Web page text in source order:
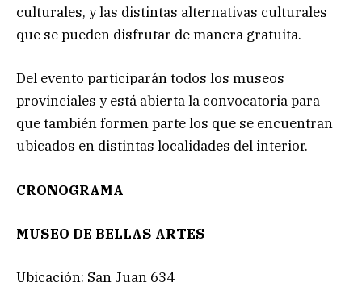
culturales, y las distintas alternativas culturales
que se pueden disfrutar de manera gratuita.
Del evento participarán todos los museos
provinciales y está abierta la convocatoria para
que también formen parte los que se encuentran
ubicados en distintas localidades del interior.
CRONOGRAMA
MUSEO DE BELLAS ARTES
Ubicación: San Juan 634